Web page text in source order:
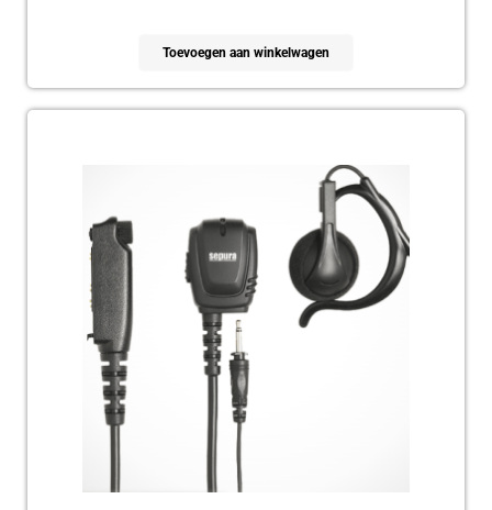
Toevoegen aan winkelwagen